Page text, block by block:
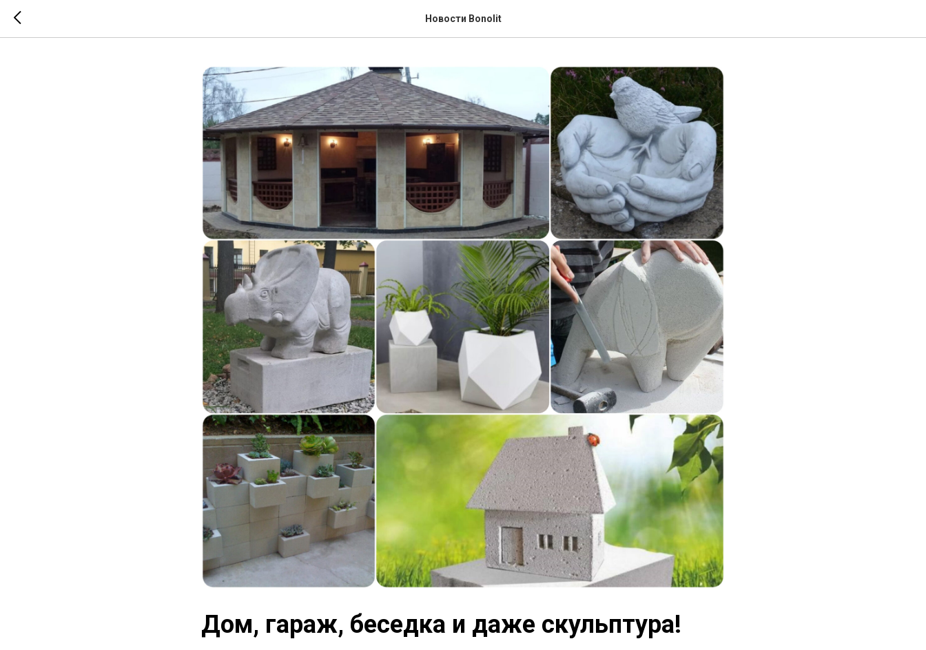
Новости Bonolit
Дом, гараж, беседка и даже скульптура!